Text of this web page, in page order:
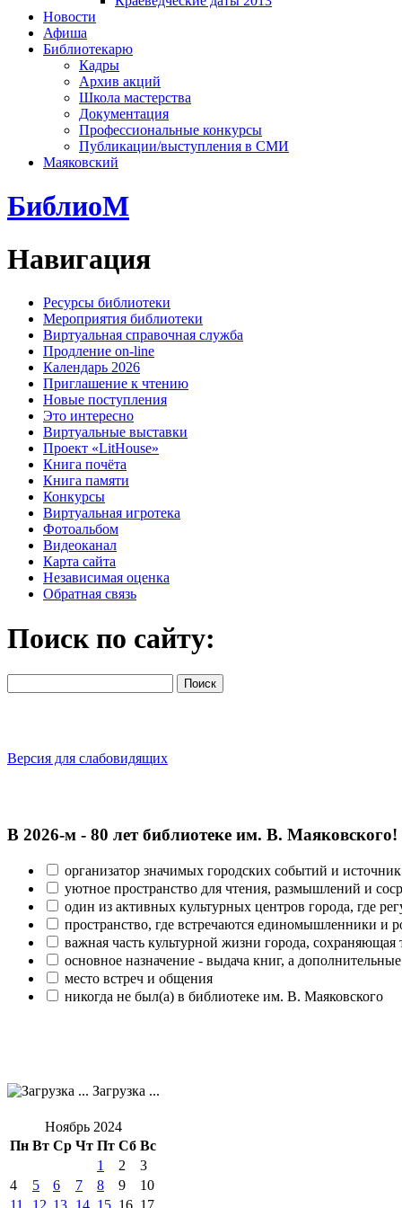
Новости
Афиша
Библиотекарю
Кадры
Архив акций
Школа мастерства
Документация
Профессиональные конкурсы
Публикации/выступления в СМИ
Маяковский
БиблиоМ
Навигация
Ресурсы библиотеки
Мероприятия библиотеки
Виртуальная справочная служба
Продление on-line
Календарь 2026
Приглашение к чтению
Новые поступления
Это интересно
Виртуальные выставки
Проект «LitHouse»
Книга почёта
Книга памяти
Конкурсы
Виртуальная игротека
Фотоальбом
Видеоканал
Карта сайта
Независимая оценка
Обратная связь
Поиск по сайту:
Версия для слабовидящих
В 2026‑м - 80 лет библиотеке им. В.
организатор значимых городских событий и
уютное пространство для чтения, размышлений и
один из активных культурных центров города, где
пространство, где встречаются единомышленники и
важная часть культурной жизни города,
основное назначение - выдача книг, а
место встреч и общения
никогда не был(а) в библиотеке им. В. Маяковского
Загрузка ...
Ноябрь 2024
Пн Вт Ср Чт Пт Сб Вс
1
2
3
4
5 6 7 8 9
10
11
12 13 14 15 16 17